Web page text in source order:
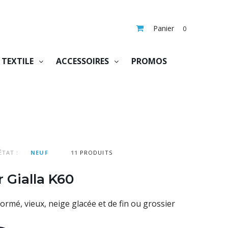
Panier 0
TEXTILE ACCESSOIRES PROMOS
: NEUF 11 PRODUITS
Gialla K60
vieux, neige glacée et de fin ou grossier